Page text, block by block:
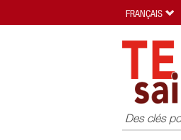
Des clés
FRANÇAIS